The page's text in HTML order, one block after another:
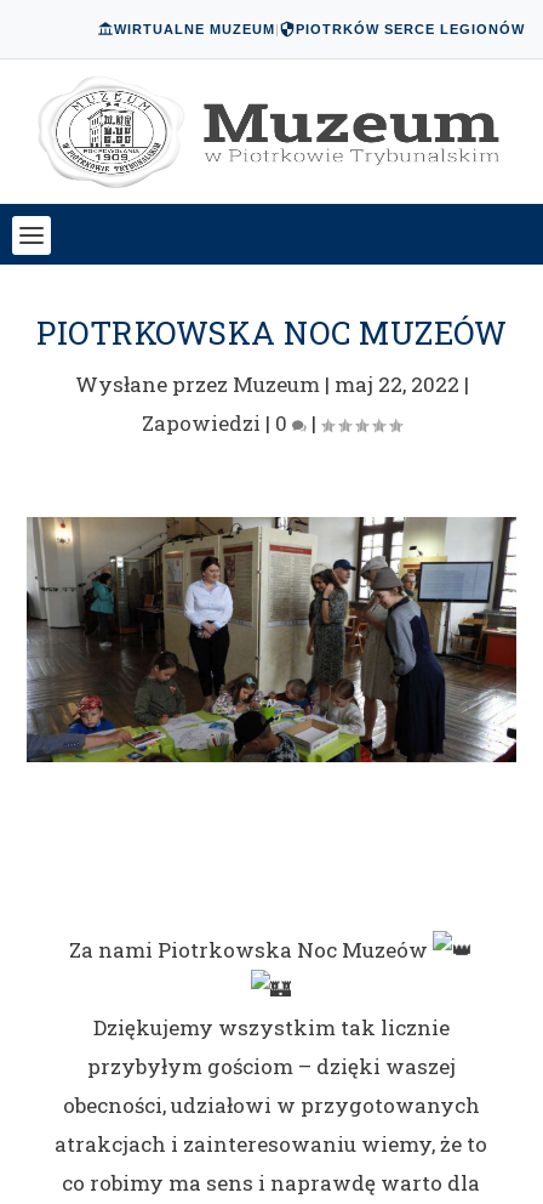
WIRTUALNE MUZEUM| PIOTRKÓW SERCE LEGIONÓW
PIOTRKOWSKA NOC MUZEÓW
Wysłane przez Muzeum| maj 22, 2022 |
Zapowiedzi | 0 |
Za nami Piotrkowska Noc Muzeów
Dziękujemy wszystkim tak licznie
przybyłym gościom – dzięki waszej
obecności, udziałowi w przygotowanych
atrakcjach i zainteresowaniu wiemy, że to
co robimy ma sens i naprawdę warto dla